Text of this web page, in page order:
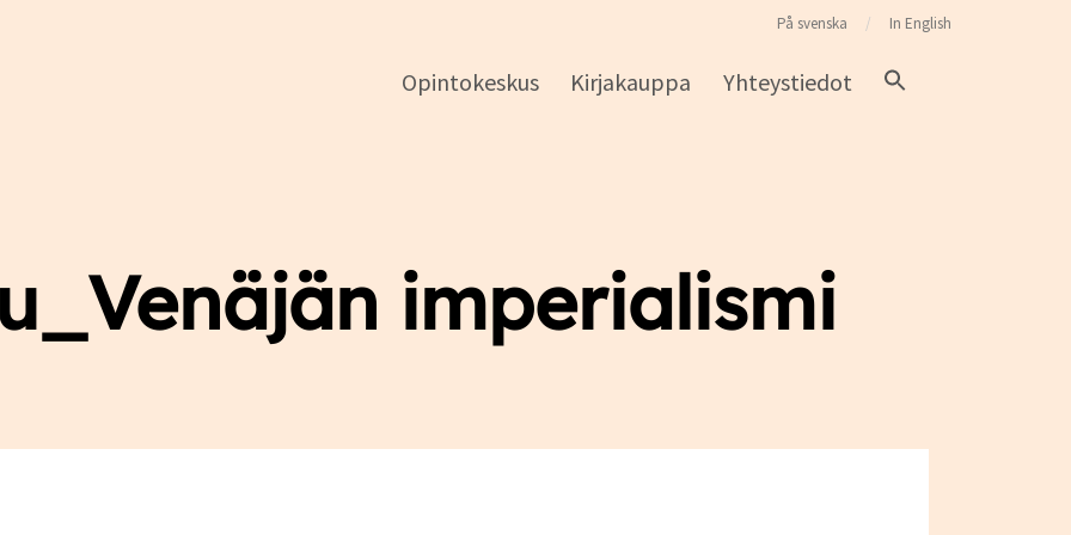
Opintokeskus Kirjakauppa Yhteystiedot
På svenska In English
imperialismi